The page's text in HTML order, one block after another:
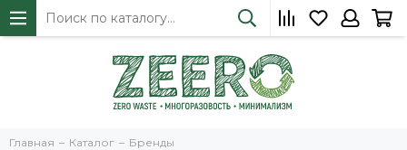
Главная Каталог Бренды